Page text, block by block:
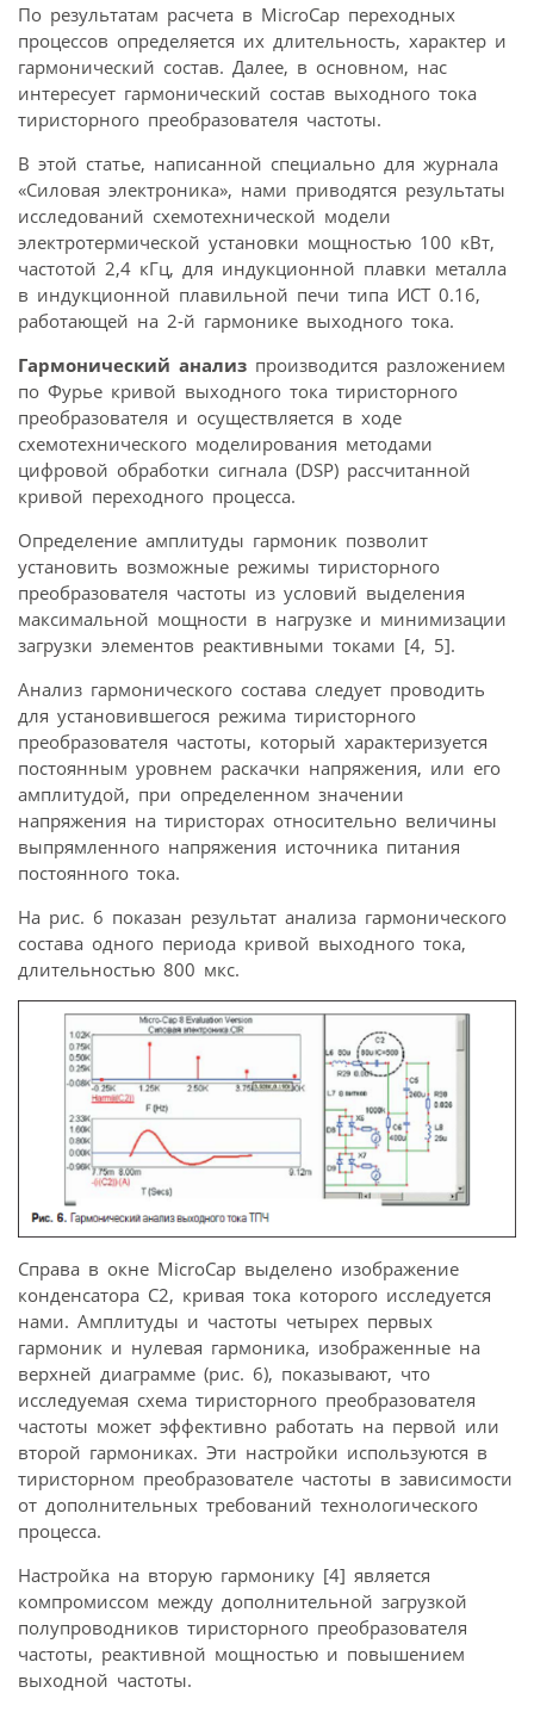
По результатам расчета в MicroCap переходных
процессов определяется их длительность, характер и
гармонический состав. Далее, в основном, нас
интересует гармонический состав выходного тока
тиристорного преобразователя частоты.
В этой статье, написанной специально для журнала
«Силовая электроника», нами приводятся результаты
исследований схемотехнической модели
электротермической установки мощностью 100 кВт,
частотой 2,4 кГц, для индукционной плавки металла
в индукционной плавильной печи типа ИСТ 0.16,
работающей на 2-й гармонике выходного тока.
Гармонический анализ производится разложением
по Фурье кривой выходного тока тиристорного
преобразователя и осуществляется в ходе
схемотехнического моделирования методами
цифровой обработки сигнала (DSP) рассчитанной
кривой переходного процесса.
Определение амплитуды гармоник позволит
установить возможные режимы тиристорного
преобразователя частоты из условий выделения
максимальной мощности в нагрузке и минимизации
загрузки элементов реактивными токами [4, 5].
Анализ гармонического состава следует проводить
для установившегося режима тиристорного
преобразователя частоты, который характеризуется
постоянным уровнем раскачки напряжения, или его
амплитудой, при определенном значении
напряжения на тиристорах относительно величины
выпрямленного напряжения источника питания
постоянного тока.
На рис. 6 показан результат анализа гармонического
состава одного периода кривой выходного тока,
длительностью 800 мкс.
Справа в окне MicroCap выделено изображение
конденсатора С2, кривая тока которого исследуется
нами. Амплитуды и частоты четырех первых
гармоник и нулевая гармоника, изображенные на
верхней диаграмме (рис. 6), показывают, что
исследуемая схема тиристорного преобразователя
частоты может эффективно работать на первой или
второй гармониках. Эти настройки используются в
тиристорном преобразователе частоты в зависимости
от дополнительных требований технологического
процесса.
Настройка на вторую гармонику [4] является
компромиссом между дополнительной загрузкой
полупроводников тиристорного преобразователя
частоты, реактивной мощностью и повышением
выходной частоты.